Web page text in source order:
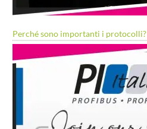
Perché sono importanti i protocolli?